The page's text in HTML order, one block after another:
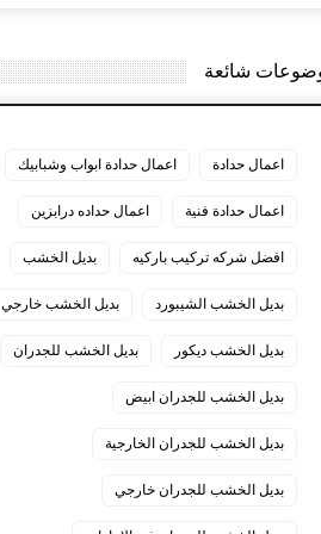
شائعة
اعمال حدادة اعمال حدادة ابواب وشبابيك
اعمال حدادة فنية اعمال حداده درابزين
افضل شركه تركيب باركيه بديل الخشب
بديل الخشب الشيبورد بديل الخشب خارجي
بديل الخشب ديكور بديل الخشب للجدران
بديل الخشب للجدران ابيض
بديل الخشب للجدران الخارجية
بديل الخشب للجدران خارجي